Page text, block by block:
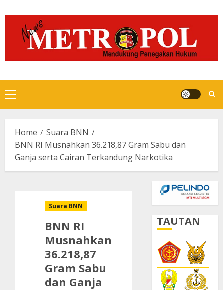
to
content
Primary
Menu
Home
Suara BNN
BNN RI Musnahkan 36.218,87 Gram Sabu dan
Ganja serta Cairan Terkandung Narkotika
Suara BNN
BNN RI
Musnahkan
36.218,87
Gram Sabu
dan Ganja
TAUTAN